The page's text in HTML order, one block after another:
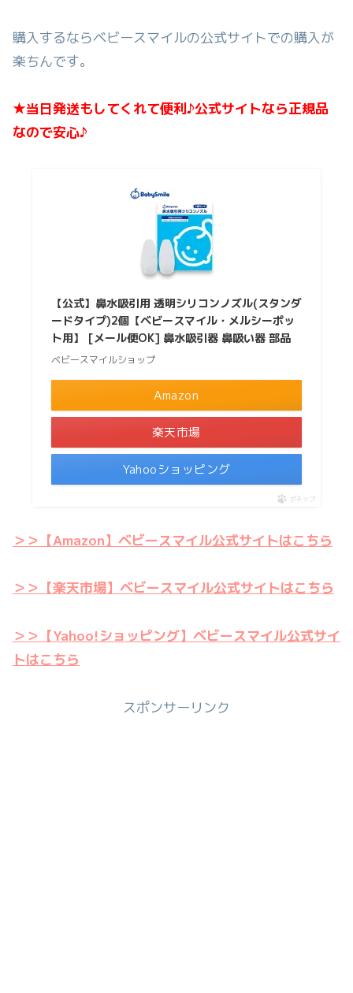
購入するならベビースマイルの公式サイトでの購入が
楽ちんです。
★当日発送もしてくれて便利♪公式サイトなら正規品
なので安心♪
【公式】鼻水吸引用 透明シリコンノズル(スタンダ
ードタイプ)2個【ベビースマイル・メルシーポッ
ト用】 [メール便OK] 鼻水吸引器 鼻吸い器 部品
ベビースマイルショップ
Amazon
楽天市場
Yahooショッピング
ポチップ
＞＞【Amazon】ベビースマイル公式サイトはこちら
＞＞【楽天市場】ベビースマイル公式サイトはこちら
＞＞【Yahoo!ショッピング】ベビースマイル公式サイ
トはこちら
スポンサーリンク